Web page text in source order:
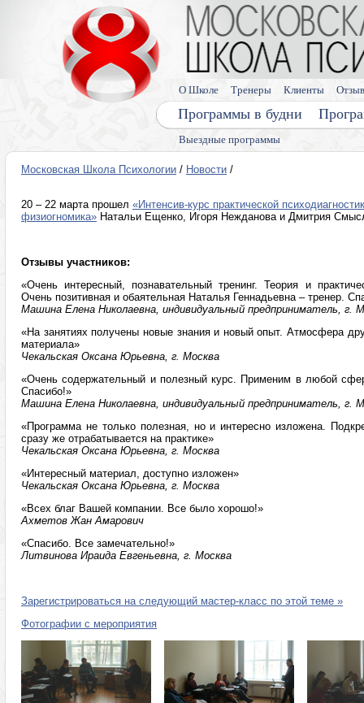
Выездные программы
Программы в будни
О Школе Тренеры Клиенты
Московская Школа Психологии / Новости /
20 – 22 марта прошел «Интенсив-курс практической
физиогномика» Натальи Ещенко, Игоря Нежданова и Дмитрия
Отзывы участников:
«Очень интересный, познавательный тренинг. Теория и
Очень позитивная и обаятельная Наталья Геннадьевна – тренер.
Машина Елена Николаевна, индивидуальный предприниматель, г.
«На занятиях получены новые знания и новый опыт. Атмосфера
материала»
Чекальская Оксана Юрьевна, г. Москва
«Очень содержательный и полезный курс. Применим в любой
Спасибо!»
Машина Елена Николаевна, индивидуальный предприниматель, г.
«Программа не только полезная, но и интересно изложена.
сразу же отрабатывается на практике»
Чекальская Оксана Юрьевна, г. Москва
«Интересный материал, доступно изложен»
Чекальская Оксана Юрьевна, г. Москва
«Всех благ Вашей компании. Все было хорошо!»
Ахметов Жан Амарович
«Спасибо. Все замечательно!»
Литвинова Ираида Евгеньевна, г. Москва
Зарегистрироваться на следующий мастер-класс по этой теме »
Фотографии с мероприятия